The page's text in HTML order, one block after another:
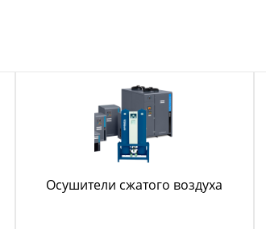
Осушители сжатого воздуха